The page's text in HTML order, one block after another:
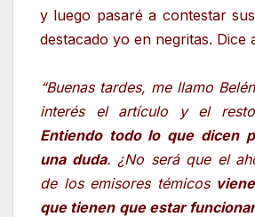
y luego pasaré a contestar
destacado yo en negritas. Dice
“Buenas tardes, me llamo
interés el artículo y el
Entiendo todo lo que dicen
una duda. ¿No será que el
de los emisores témicos
que tienen que estar